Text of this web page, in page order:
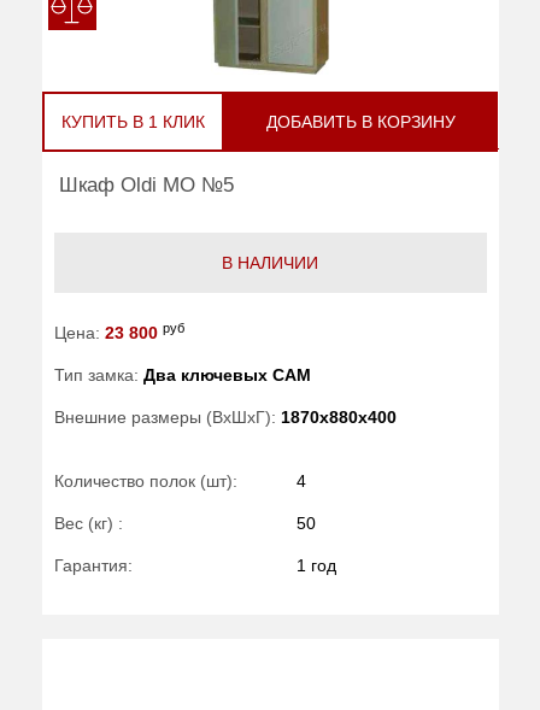
КУПИТЬ В 1 КЛИК ДОБАВИТЬ В КОРЗИНУ
Шкаф Oldi МО №5
В НАЛИЧИИ
Цена: 23 800 руб
Тип замка: Два ключевых САМ
Внешние размеры (ВхШхГ): 1870x880x400
Количество полок (шт): 4
Вес (кг) : 50
Гарантия: 1 год